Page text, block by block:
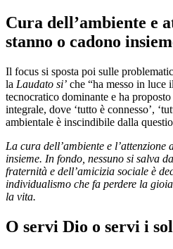
Cura dell’ambiente e
stanno o cadono
Il focus si sposta poi sulle
la Laudato si’ che “ha messo in luce
tecnocratico dominante e ha
integrale, dove ‘tutto è connesso’,
ambientale è inscindibile dalla
La cura dell’ambiente e
insieme. In fondo, nessuno si salva
fraternità e dell’amicizia sociale è
individualismo che fa perdere la
la vita.
O servi Dio o servi i